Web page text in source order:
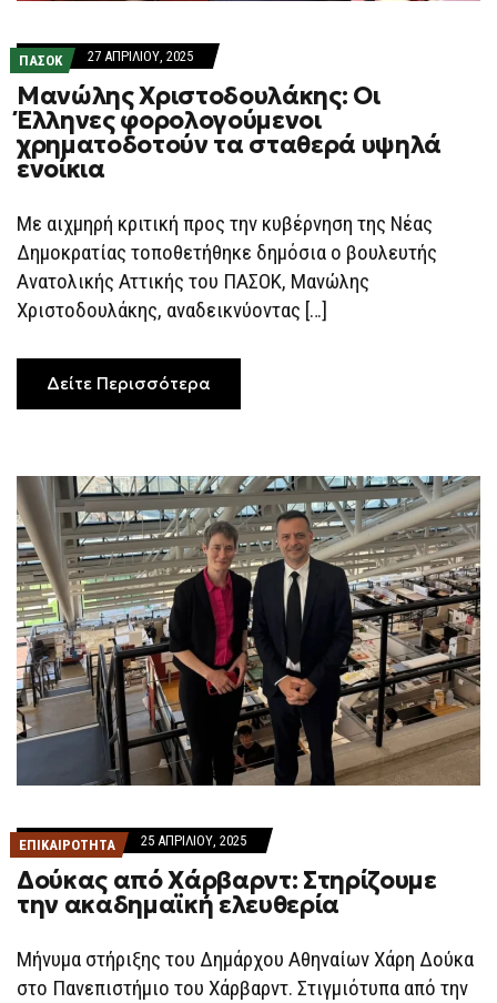
ΠΑΣΟΚ 27 ΑΠΡΙΛΊΟΥ, 2025
Μανώλης Χριστοδουλάκης: Oι
Έλληνες φορολογούμενοι
χρηματοδοτούν τα σταθερά υψηλά
ενοίκια
Με αιχμηρή κριτική προς την κυβέρνηση της Νέας
Δημοκρατίας τοποθετήθηκε δημόσια ο βουλευτής
Ανατολικής Αττικής του ΠΑΣΟΚ, Μανώλης
Χριστοδουλάκης, αναδεικνύοντας […]
Δείτε Περισσότερα
ΕΠΙΚΑΙΡΟΤΗΤΑ 25 ΑΠΡΙΛΊΟΥ, 2025
Δούκας από Χάρβαρντ: Στηρίζουμε
την ακαδημαϊκή ελευθερία
Μήνυμα στήριξης του Δημάρχου Αθηναίων Χάρη Δούκα
στο Πανεπιστήμιο του Χάρβαρντ. Στιγμιότυπα από την